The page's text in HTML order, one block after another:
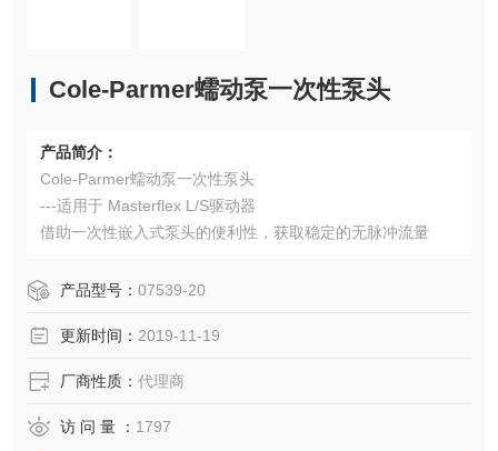
Cole-Parmer蠕动泵一次性泵头
产品简介：
Cole-Parmer蠕动泵一次性泵头
---适用于 Masterflex L/S驱动器
借助一次性嵌入式泵头的便利性，获取稳定的无脉冲流量
产品型号： 07539-20
更新时间： 2019-11-19
厂商性质： 代理商
访 问 量 ： 1797